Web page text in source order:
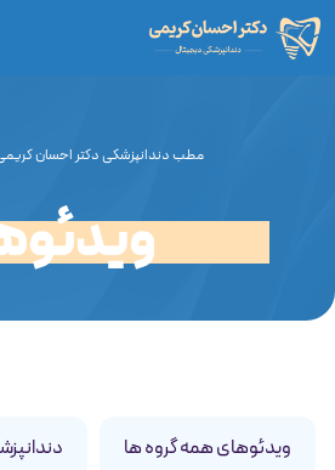
مطب دندانپزشکی دکتر احسان
ویدئوهای همه گروه ها